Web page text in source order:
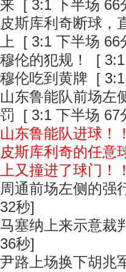
来 [ 3:1 下半场 66
皮斯库利奇断球，
上
[ 3:1 下半场 66
穆伦的犯规！
[
穆伦吃到黄牌 [
山东鲁能队前场左
罚 [ 3:1 下半场 67
山东鲁能队进球！
皮斯库利奇的任意
上又撞进了球门！
周通前场左侧的强
32秒]
马塞纳上来示意裁
36秒]
尹路上场换下胡兆